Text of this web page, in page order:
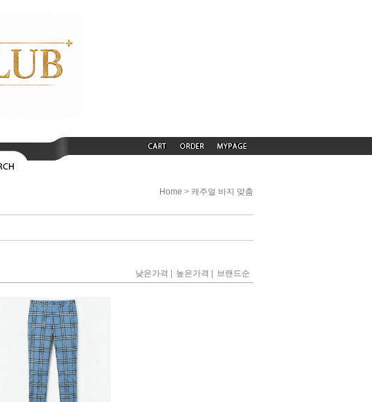
Home > 캐주얼 바지 맞춤
낮은가격 | 높은가격 | 브랜드순